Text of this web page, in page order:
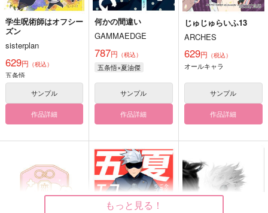
学生呪術師はオフシー
ズン
sisterplan
629円 （税込）
五条悟
サンプル
作品詳細
何かの間違い
GAMMAEDGE
787円 （税込）
五条悟×夏油傑
サンプル
作品詳細
じゅじゅらいふ13
ARCHES
629円 （税込）
オールキャラ
サンプル
作品詳細
もっと見る！